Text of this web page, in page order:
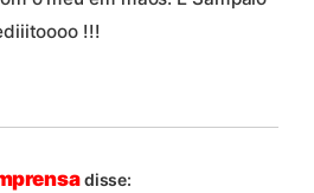
!!!
disse: